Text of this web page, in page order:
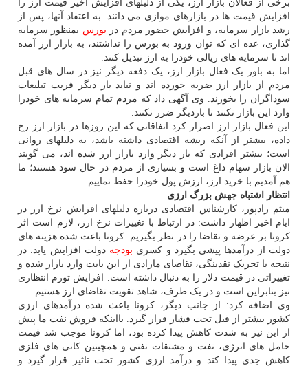
برخی از فعالان بازار ارز، یکی از دلیلهای افزایش اخیر قیمت ارز را
افزایش قیمت ها در بازارهای موازی می دانند. به اعتقاد آنها، پس از
رشد بازار سرمایه، و افزایش حضور مردم در بورس بمنظور سرمایه
گذاری، عده ای که توان ورود به بورس را نداشتند، به بازار ارز آمده
اند تا سرمایه های ریالی خودرا به ارز تبدیل کنند.
اما به باور یک فعال بازار ارز، یک دفعه دیگر نیز در سال های قبل
مردم از بازار ارز ضربه خورده اند و نباید بار دیگر فریب تبلیغات
سوداگران را بخورند. وی آگهی داد که مردم تمام سرمایه های خودرا
وارد این بازار نکنند تا باردیگر ضرر نکنند.
این فعال بازار ارز اصرار کرد اتفاقاتی که این روزها در بازار ارز رخ
داده، بیشتر از آنکه ریشه اقتصادی داشته باشد، به دلیلهای روانی
است؛ بیشتر افرادی که بار دیگر وارد بازار ارز شده اند، می گویند
الان بازار سهام داغ است و بسیاری از مردم در حال سود هستند؛ ما
هم آمدیم با خرید ارز، ارزش پول خودرا حفظ نماییم.
انتظار اشتباه جهش بزرگ ارزی
میثم رادپور، کارشناس اقتصادی درباره دلیلهای افزایش نرخ ارز در
ایام اخیر اظهار داشت: در ارتباط با تغییرات نرخ ارز، لازم است اثر
کرونا بر عرضه و تقاضا را در نظر بگیریم. کرونا باعث شده هزینه های
دولت از درآمدها پیشی بگیرد و کسری بودجه دولت افزایش یابد. در
نتیجه با تحریک نقدینگی، تقاضای مازادی از این بابت وارد بازار شده و
تغییراتی در قیمت دلار را به دنبال داشته است. افزایش تورم انتظاری
نیز بنابراین است و در یک طرف، شاهد تقویت تقاضای ارز هستیم.
وی اضافه کرد: از جانب دیگر، کرونا باعث شده درآمدهای ارزی
کشور بیشتر از قبل تحت فشار قرار گیرد. بااینکه فروش نفت ما پیش
از این نیز به شدت کاهش پیدا کرده بود، اما کرونا موجب شد قیمت
حامل های انرژی، نفت و مشتقات نفتی و همچینین کانی های فلزی
کاهش جدی پیدا کند و درآمد ارزی کشور تحت تاثیر قرار گیرد و